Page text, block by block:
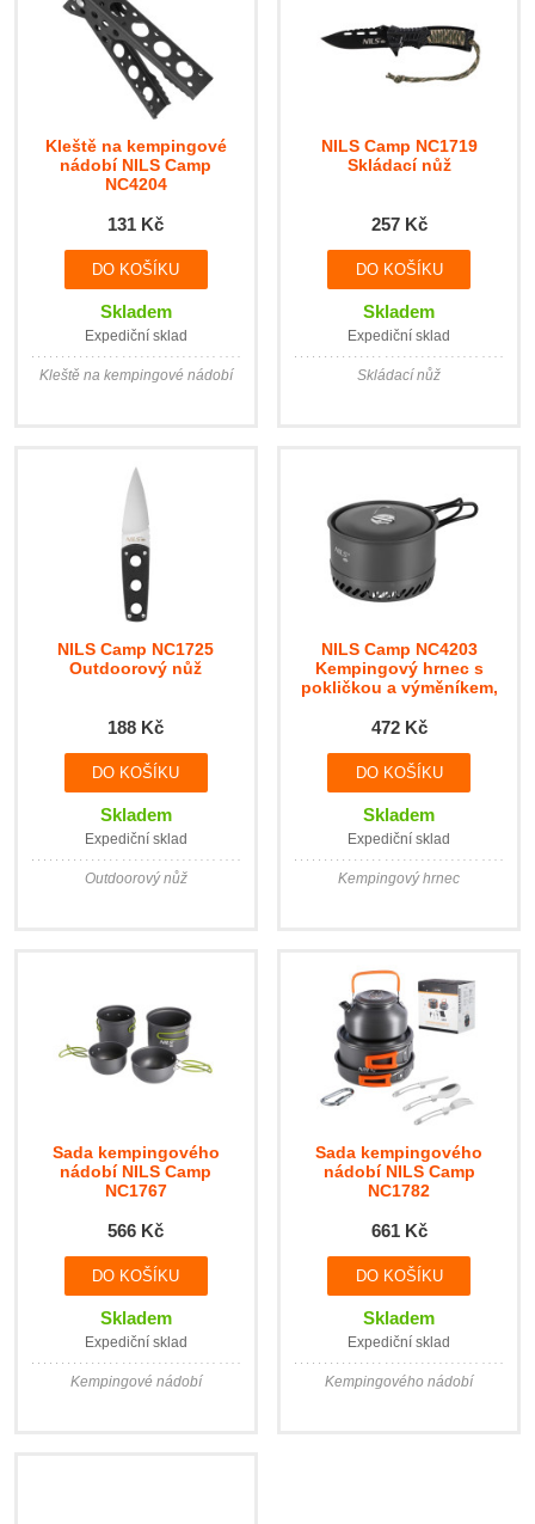
Kleště na kempingové
nádobí NILS Camp
NC4204
131 Kč
Skladem
Expediční sklad
Kleště na kempingové nádobí
NILS Camp NC1719
Skládací nůž
257 Kč
Skladem
Expediční sklad
Skládací nůž
NILS Camp NC1725
Outdoorový nůž
188 Kč
Skladem
Expediční sklad
Outdoorový nůž
NILS Camp NC4203
Kempingový hrnec s
pokličkou a výměníkem,
472 Kč
Skladem
Expediční sklad
Kempingový hrnec
Sada kempingového
nádobí NILS Camp
NC1767
566 Kč
Skladem
Expediční sklad
Kempingové nádobí
Sada kempingového
nádobí NILS Camp
NC1782
661 Kč
Skladem
Expediční sklad
Kempingového nádobí